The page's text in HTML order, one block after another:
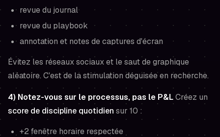
revue du journal
revue du playbook
annotation et notes de captures d'écran
Évitez les réseaux sociaux et le saut de graphique
aléatoire. C'est de la stimulation déguisée en recherche.
4) Notez-vous sur le processus, pas le P&LCréez un
score de discipline quotidien sur 10 :
+2 fenêtre horaire respectée